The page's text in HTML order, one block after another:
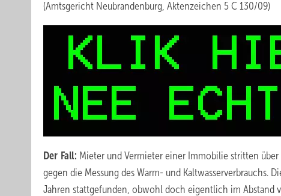
(Amtsgericht Neubrandenburg, Aktenzeichen 5 C 130/09)
Der Fall: Mieter und Vermieter einer Immobilie stritten
gegen die Messung des Warm- und Kaltwasserverbrauchs.
Jahren stattgefunden, obwohl doch eigentlich im Abstand